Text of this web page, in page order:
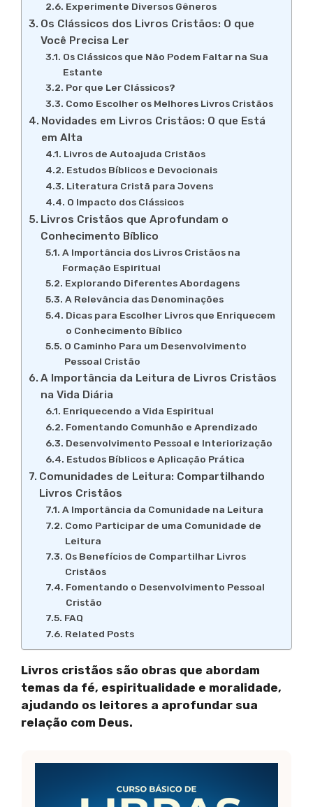
Experimente Diversos Gêneros
Os Clássicos dos Livros Cristãos: O que
Você Precisa Ler
Os Clássicos que Não Podem Faltar na Sua
Estante
Por que Ler Clássicos?
Como Escolher os Melhores Livros Cristãos
Novidades em Livros Cristãos: O que Está
em Alta
Livros de Autoajuda Cristãos
Estudos Bíblicos e Devocionais
Literatura Cristã para Jovens
O Impacto dos Clássicos
Livros Cristãos que Aprofundam o
Conhecimento Bíblico
A Importância dos Livros Cristãos na
Formação Espiritual
Explorando Diferentes Abordagens
A Relevância das Denominações
Dicas para Escolher Livros que Enriquecem
o Conhecimento Bíblico
O Caminho Para um Desenvolvimento
Pessoal Cristão
A Importância da Leitura de Livros Cristãos
na Vida Diária
Enriquecendo a Vida Espiritual
Fomentando Comunhão e Aprendizado
Desenvolvimento Pessoal e Interiorização
Estudos Bíblicos e Aplicação Prática
Comunidades de Leitura: Compartilhando
Livros Cristãos
A Importância da Comunidade na Leitura
Como Participar de uma Comunidade de
Leitura
Os Benefícios de Compartilhar Livros
Cristãos
Fomentando o Desenvolvimento Pessoal
Cristão
FAQ
Related Posts
Livros cristãos são obras que abordam
temas da fé, espiritualidade e moralidade,
ajudando os leitores a aprofundar sua
relação com Deus.